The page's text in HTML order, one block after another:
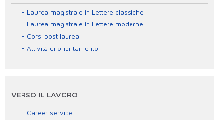
Laurea magistrale in Lettere classiche
Laurea magistrale in Lettere moderne
Corsi post laurea
Attività di orientamento
VERSO IL LAVORO
Career service